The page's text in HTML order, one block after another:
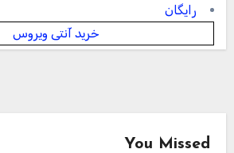
رایگان
خرید آنتی ویروس
You Missed